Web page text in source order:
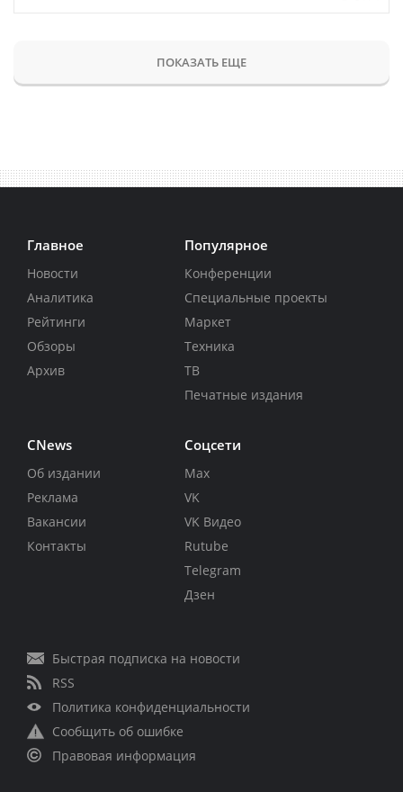
ПОКАЗАТЬ ЕЩЕ
Главное
Новости
Аналитика
Рейтинги
Обзоры
Архив
Популярное
Конференции
Специальные проекты
Маркет
Техника
ТВ
Печатные издания
CNews
Об издании
Реклама
Вакансии
Контакты
Соцсети
Max
VK
VK Видео
Rutube
Telegram
Дзен
Быстрая подписка на новости
RSS
Политика конфиденциальности
Сообщить об ошибке
Правовая информация